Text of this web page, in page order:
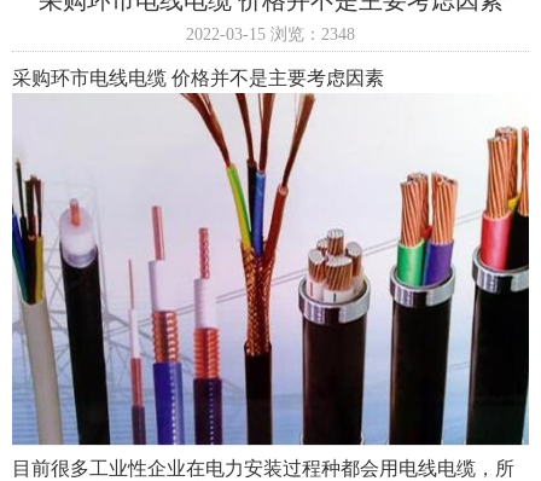
2022-03-15 浏览： 2348
采购环市电线电缆 价格并不是主要考虑因素
目前很多工业性企业在电力安装过程种都会用电线电缆，所